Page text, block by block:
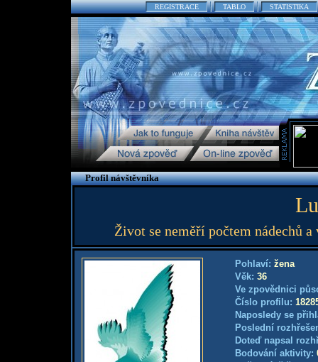
REGISTRACE TABLO STATISTIKA
Profil návštěvníka
Život se neměří počtem nádechů
Pohlaví: žena
Věk: 36
Ve zpovědnici
Číslo profilu:
Naposledy se
Poslední
Doteď napsal
Bodování aktivity: